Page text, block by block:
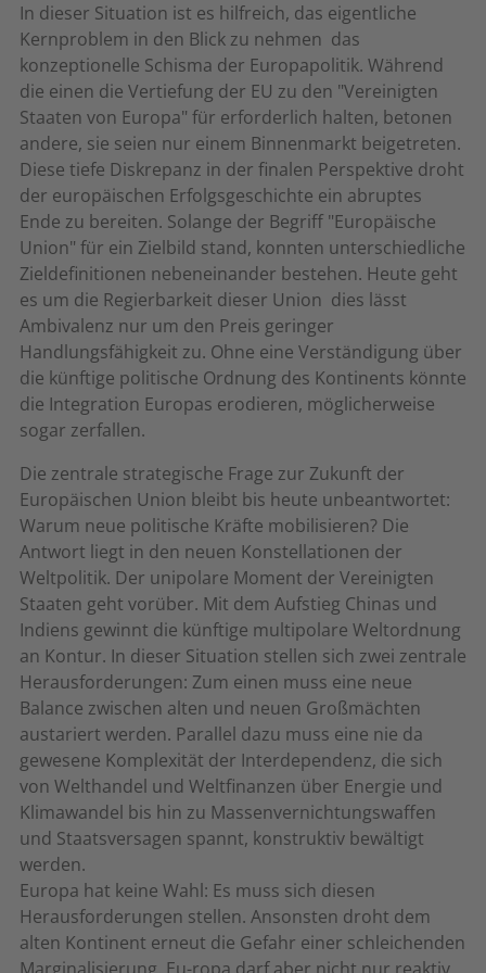
In dieser Situation ist es hilfreich, das eigentliche
Kernproblem in den Blick zu nehmen  das
konzeptionelle Schisma der Europapolitik. Während
die einen die Vertiefung der EU zu den "Vereinigten
Staaten von Europa" für erforderlich halten, betonen
andere, sie seien nur einem Binnenmarkt beigetreten.
Diese tiefe Diskrepanz in der finalen Perspektive droht
der europäischen Erfolgsgeschichte ein abruptes
Ende zu bereiten. Solange der Begriff "Europäische
Union" für ein Zielbild stand, konnten unterschiedliche
Zieldefinitionen nebeneinander bestehen. Heute geht
es um die Regierbarkeit dieser Union  dies lässt
Ambivalenz nur um den Preis geringer
Handlungsfähigkeit zu. Ohne eine Verständigung über
die künftige politische Ordnung des Kontinents könnte
die Integration Europas erodieren, möglicherweise
sogar zerfallen.
Die zentrale strategische Frage zur Zukunft der
Europäischen Union bleibt bis heute unbeantwortet:
Warum neue politische Kräfte mobilisieren? Die
Antwort liegt in den neuen Konstellationen der
Weltpolitik. Der unipolare Moment der Vereinigten
Staaten geht vorüber. Mit dem Aufstieg Chinas und
Indiens gewinnt die künftige multipolare Weltordnung
an Kontur. In dieser Situation stellen sich zwei zentrale
Herausforderungen: Zum einen muss eine neue
Balance zwischen alten und neuen Großmächten
austariert werden. Parallel dazu muss eine nie da
gewesene Komplexität der Interdependenz, die sich
von Welthandel und Weltfinanzen über Energie und
Klimawandel bis hin zu Massenvernichtungswaffen
und Staatsversagen spannt, konstruktiv bewältigt
werden.
Europa hat keine Wahl: Es muss sich diesen
Herausforderungen stellen. Ansonsten droht dem
alten Kontinent erneut die Gefahr einer schleichenden